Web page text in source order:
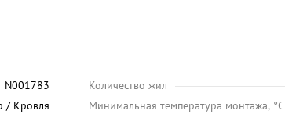
N001783
/ Кровля
Количество жил
Минимальная температура монтажа, °C